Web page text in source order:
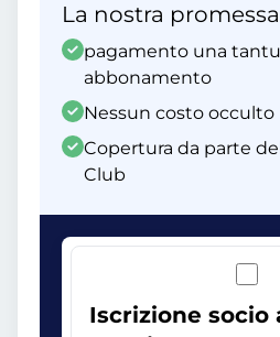
La nostra
pagamento una
abbonamento
Nessun costo occulto
Copertura da parte
Club
Iscrizione socio